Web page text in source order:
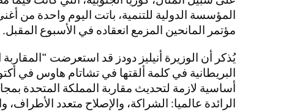
المؤسسة الدولية للتنمية، باتت اليوم واحدة من
مؤتمر المانحين المزمع انعقاده في الأسبوع المقبل.
يُذكر أن الوزيرة أنيليز دودز قد استعرضت
البريطانية في كلمة ألقتها في تشاتام هاوس في
أساسية لازمة لتحديث مقاربة المملكة المتحدة
الرائدة عالميا: الشراكة، والإصلاح متعدد